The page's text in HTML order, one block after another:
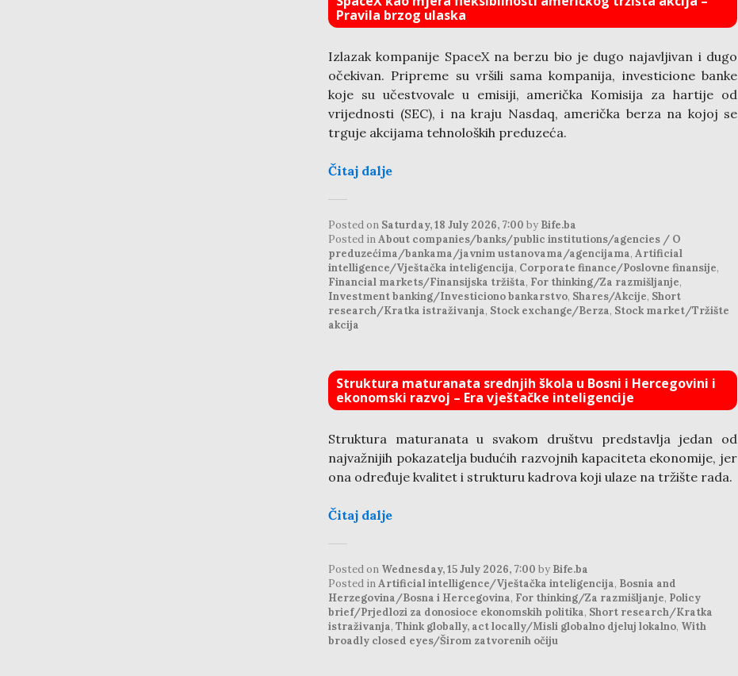
Pravila brzog ulaska
Izlazak kompanije SpaceX na berzu bio je dugo najavljivan i dugo
očekivan. Pripreme su vršili sama kompanija, investicione banke
koje su učestvovale u emisiji, američka Komisija za hartije od
vrijednosti (SEC), i na kraju Nasdaq, američka berza na kojoj se
trguje akcijama tehnoloških preduzeća.
Čitaj dalje
Posted on Saturday, 18 July 2026, 7:00 by Bife.ba
Posted inAbout companies/banks/public institutions/agencies / O
preduzećima/bankama/javnim ustanovama/agencijama, Artificial
intelligence/Vještačka inteligencija, Corporate finance/Poslovne finansije,
Financial markets/Finansijska tržišta, For thinking/Za razmišljanje,
Investment banking/Investiciono bankarstvo, Shares/Akcije, Short
research/Kratka istraživanja, Stock exchange/Berza, Stock market/Tržište
akcija
Struktura maturanata srednjih škola u Bosni i Hercegovini i
ekonomski razvoj – Era vještačke inteligencije
Struktura maturanata u svakom društvu predstavlja jedan od
najvažnijih pokazatelja budućih razvojnih kapaciteta ekonomije, jer
ona određuje kvalitet i strukturu kadrova koji ulaze na tržište rada.
Čitaj dalje
Posted on Wednesday, 15 July 2026, 7:00 by Bife.ba
Posted inArtificial intelligence/Vještačka inteligencija, Bosnia and
Herzegovina/Bosna i Hercegovina, For thinking/Za razmišljanje, Policy
brief/Prjedlozi za donosioce ekonomskih politika, Short research/Kratka
istraživanja, Think globally, act locally/Misli globalno djeluj lokalno, With
broadly closed eyes/Širom zatvorenih očiju